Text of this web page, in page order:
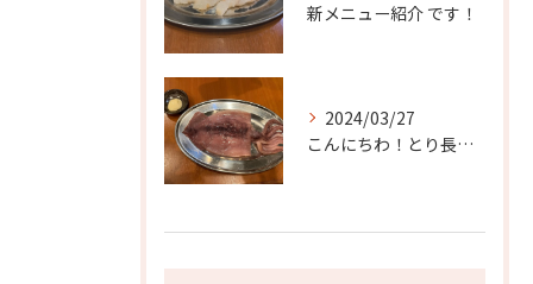
新メニュー紹介 です！
2024/03/27
こんにちわ！とり長食堂です ！